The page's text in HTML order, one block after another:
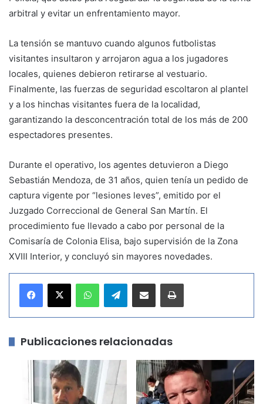
arbitral y evitar un enfrentamiento mayor.
La tensión se mantuvo cuando algunos futbolistas
visitantes insultaron y arrojaron agua a los jugadores
locales, quienes debieron retirarse al vestuario.
Finalmente, las fuerzas de seguridad escoltaron al plantel
y a los hinchas visitantes fuera de la localidad,
garantizando la desconcentración total de los más de 200
espectadores presentes.
Durante el operativo, los agentes detuvieron a Diego
Sebastián Mendoza, de 31 años, quien tenía un pedido de
captura vigente por “lesiones leves”, emitido por el
Juzgado Correccional de General San Martín. El
procedimiento fue llevado a cabo por personal de la
Comisaría de Colonia Elisa, bajo supervisión de la Zona
XVIII Interior, y concluyó sin mayores novedades.
Telegram
Publicaciones relacionadas